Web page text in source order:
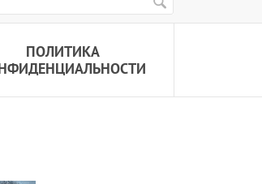
ПОЛИТИКА